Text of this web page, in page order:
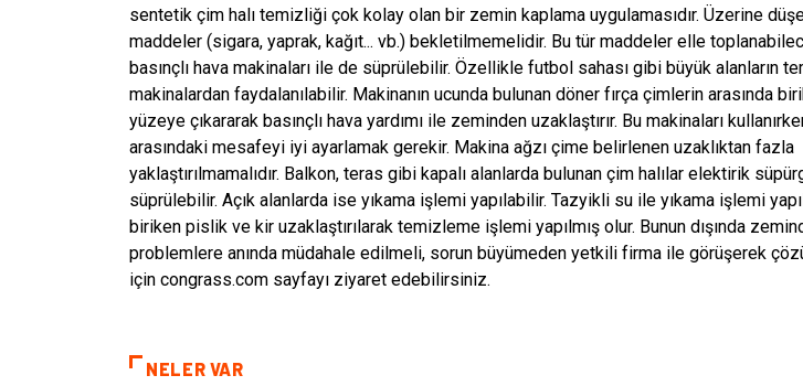
sentetik çim halı temizliği çok kolay olan bir zemin kaplama uygulamasıdır. Üzerine
maddeler (sigara, yaprak, kağıt... vb.) bekletilmemelidir. Bu tür maddeler elle
basınçlı hava makinaları ile de süprülebilir. Özellikle futbol sahası gibi büyük alanların
makinalardan faydalanılabilir. Makinanın ucunda bulunan döner fırça çimlerin arasında
yüzeye çıkararak basınçlı hava yardımı ile zeminden uzaklaştırır. Bu makinaları
arasındaki mesafeyi iyi ayarlamak gerekir. Makina ağzı çime belirlenen uzaklıktan fazla
yaklaştırılmamalıdır. Balkon, teras gibi kapalı alanlarda bulunan çim halılar elektirik
süprülebilir. Açık alanlarda ise yıkama işlemi yapılabilir. Tazyikli su ile yıkama işlemi
biriken pislik ve kir uzaklaştırılarak temizleme işlemi yapılmış olur. Bunun dışında
problemlere anında müdahale edilmeli, sorun büyümeden yetkili firma ile görüşerek
için congrass.com sayfayı ziyaret edebilirsiniz.
NELER VAR